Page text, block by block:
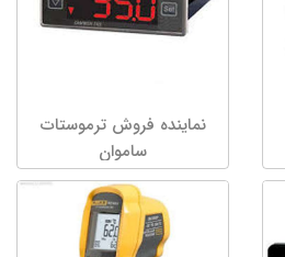
نماینده فروش ترموستات
ساموان